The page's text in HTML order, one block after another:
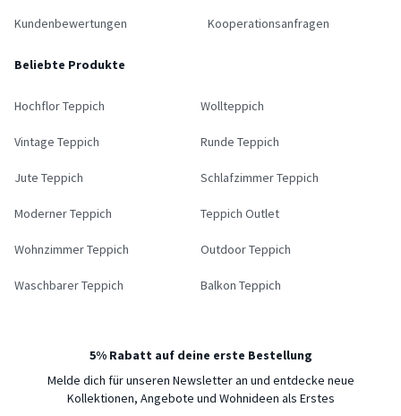
Kundenbewertungen Kooperationsanfragen
Beliebte Produkte
Hochflor Teppich Wollteppich
Vintage Teppich Runde Teppich
Jute Teppich Schlafzimmer Teppich
Moderner Teppich Teppich Outlet
Wohnzimmer Teppich Outdoor Teppich
Waschbarer Teppich Balkon Teppich
5% Rabatt auf deine erste Bestellung
Melde dich für unseren Newsletter an und entdecke neue
Kollektionen, Angebote und Wohnideen als Erstes